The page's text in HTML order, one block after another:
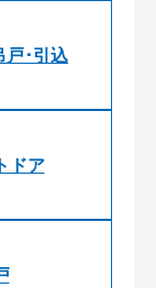
･引込
ドア